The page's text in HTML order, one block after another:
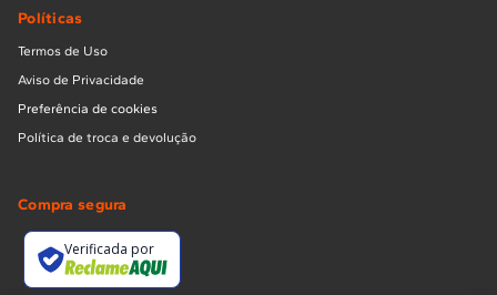
Políticas
Termos de Uso
Aviso de Privacidade
Preferência de cookies
Política de troca e devolução
Compra segura
Verificada por